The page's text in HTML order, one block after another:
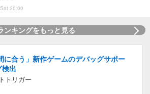
20:00
ンキングをもっと見る
に合う」新作ゲームのデバッグサポー
出
トリガー